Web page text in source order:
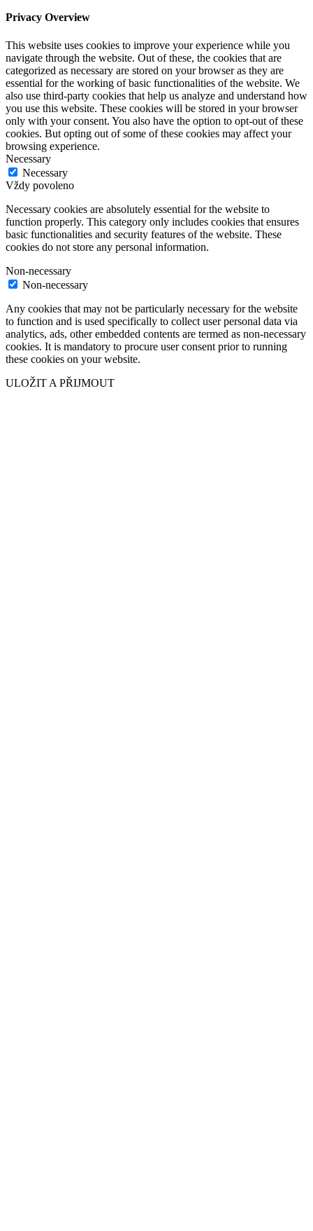
Privacy Overview
This website uses cookies to improve your experience while you
navigate through the website. Out of these, the cookies that are
categorized as necessary are stored on your browser as they are
essential for the working of basic functionalities of the website. We
also use third-party cookies that help us analyze and understand how
you use this website. These cookies will be stored in your browser
only with your consent. You also have the option to opt-out of these
cookies. But opting out of some of these cookies may affect your
browsing experience.
Necessary
Necessary
Vždy povoleno
Necessary cookies are absolutely essential for the website to
function properly. This category only includes cookies that ensures
basic functionalities and security features of the website. These
cookies do not store any personal information.
Non-necessary
Non-necessary
Any cookies that may not be particularly necessary for the website
to function and is used specifically to collect user personal data via
analytics, ads, other embedded contents are termed as non-necessary
cookies. It is mandatory to procure user consent prior to running
these cookies on your website.
ULOŽIT A PŘIJMOUT